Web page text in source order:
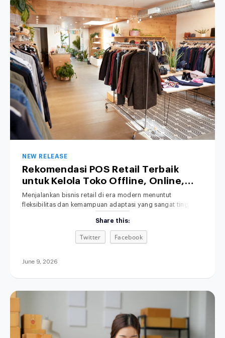
NEW RELEASE
Rekomendasi POS Retail Terbaik
untuk Kelola Toko Offline, Online,
hingga Bisnis Hybrid
Menjalankan bisnis retail di era modern menuntut
fleksibilitas dan kemampuan adaptasi yang sangat tinggi.
adalah POS retail terbaik untuk membantu mengelola
berbagai saluran penjualan secara efisien. Transaksi
penjualan kini tidak lagi hanya terjadi secara tatap muka di
Share this:
Twitter Facebook
June 9, 2026